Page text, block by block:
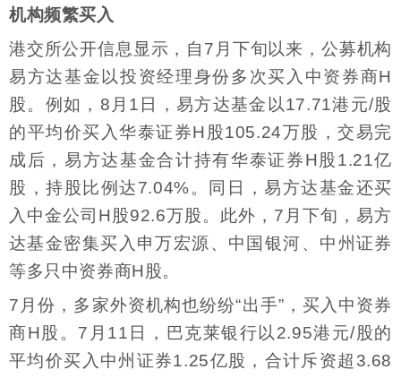
机构频繁买入
港交所公开信息显示，自7月下旬以来，公募机构
易方达基金以投资经理身份多次买入中资券商H
股。例如，8月1日，易方达基金以17.71港元/股
的平均价买入华泰证券H股105.24万股，交易完
成后，易方达基金合计持有华泰证券H股1.21亿
股，持股比例达7.04%。同日，易方达基金还买
入中金公司H股92.6万股。此外，7月下旬，易方
达基金密集买入申万宏源、中国银河、中州证券
等多只中资券商H股。
7月份，多家外资机构也纷纷“出手”，买入中资券
商H股。7月11日，巴克莱银行以2.95港元/股的
平均价买入中州证券1.25亿股，合计斥资超3.68